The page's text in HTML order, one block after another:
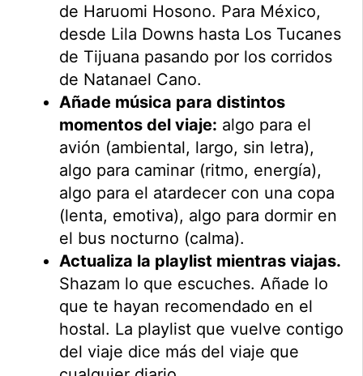
de Haruomi Hosono. Para México,
desde Lila Downs hasta Los Tucanes
de Tijuana pasando por los corridos
de Natanael Cano.
Añade música para distintos
momentos del viaje: algo para el
avión (ambiental, largo, sin letra),
algo para caminar (ritmo, energía),
algo para el atardecer con una copa
(lenta, emotiva), algo para dormir en
el bus nocturno (calma).
Actualiza la playlist mientras viajas.
Shazam lo que escuches. Añade lo
que te hayan recomendado en el
hostal. La playlist que vuelve contigo
del viaje dice más del viaje que